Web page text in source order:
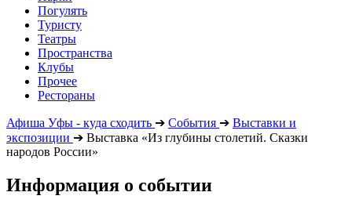
Погулять
Туристу
Театры
Пространства
Клубы
Прочее
Рестораны
Афиша Уфы - куда сходить ➔ События ➔ Выставки и
экспозиции ➔ Выставка «Из глубины столетий. Сказки
народов России»
Информация о событии